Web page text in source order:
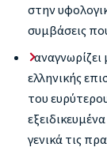
στην
συμβάσεις
αναγνωρίζει
ελληνικής
του
γενικά τις